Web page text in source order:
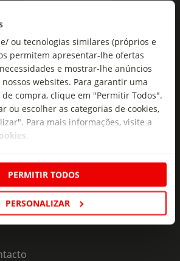
ou tecnologias similares (próprios e
permitem apresentar-lhe ofertas
e mostrar-lhe anúncios
websites. Para garantir uma
compra, clique em "Permitir Todos".
ou escolher as categorias de cookies,
Para mais informações, visite a
.
PERMITIR TODOS
PERSONALIZAR
mais frescas no
campanhas exclusivas,
para si.